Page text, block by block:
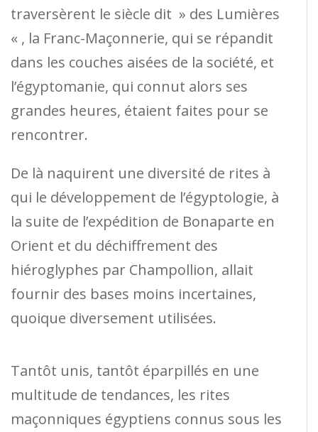
traversèrent le siècle dit » des Lumières
« , la Franc-Maçonnerie, qui se répandit
dans les couches aisées de la société, et
l’égyptomanie, qui connut alors ses
grandes heures, étaient faites pour se
rencontrer.
De là naquirent une diversité de rites à
qui le développement de l’égyptologie, à
la suite de l’expédition de Bonaparte en
Orient et du déchiffrement des
hiéroglyphes par Champollion, allait
fournir des bases moins incertaines,
quoique diversement utilisées.
Tantôt unis, tantôt éparpillés en une
multitude de tendances, les rites
maçonniques égyptiens connus sous les